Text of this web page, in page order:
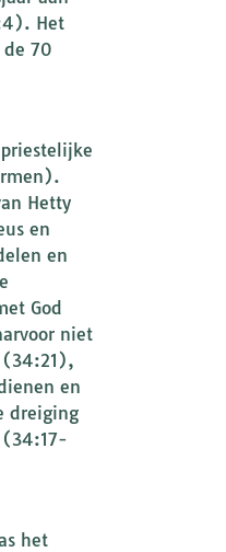
Het
70
Hetty
en
en
God
niet
(34:21),
en
dreiging
(34:17-
het